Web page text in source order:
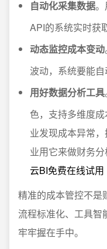
自动化采集数据。
API的系统实时获
动态监控成本变动
波动，系统要能自
用好数据分析工具
色，支持多维度
业发现成本异常
业用它来做财务分
云BI免费在线试用
精准的成本管控不是
流程标准化、工具智
牢牢握在手中。